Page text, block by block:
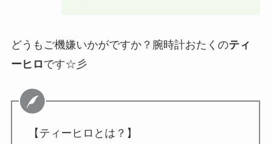
どうもご機嫌いかがですか？腕時計おたくのティ
ーヒロです☆彡
【ティーヒロとは？】